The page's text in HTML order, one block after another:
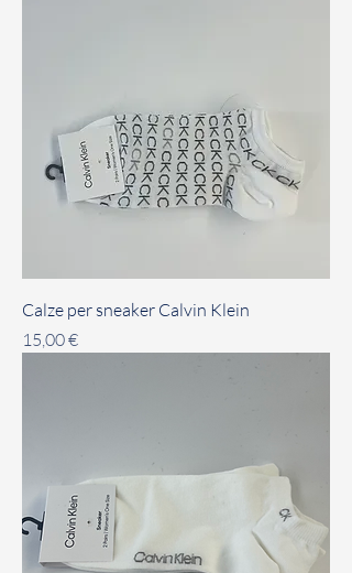
Calze per sneaker Calvin Klein
Prezzo
15,00 €